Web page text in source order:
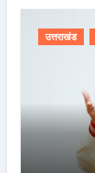
उत्तराखंड